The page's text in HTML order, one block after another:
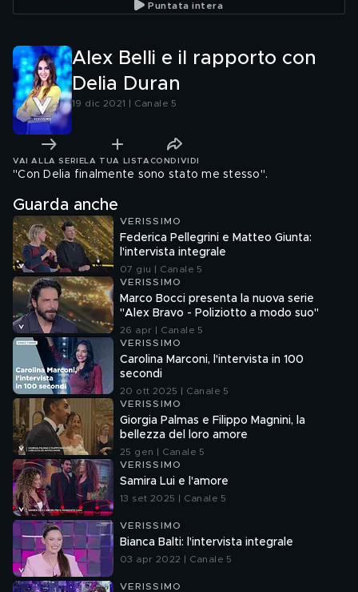
Puntata intera
Alex Belli e il rapporto con
Delia Duran
19 dic 2021 | Canale 5
VAI ALLA SERIE LA TUA LISTA CONDIVIDI
"Con Delia finalmente sono stato me stesso".
Guarda anche
VERISSIMO
Federica Pellegrini e Matteo Giunta:
l'intervista integrale
07 giu | Canale 5
VERISSIMO
Marco Bocci presenta la nuova serie
"Alex Bravo - Poliziotto a modo suo"
26 apr | Canale 5
VERISSIMO
Carolina Marconi, l'intervista in 100
secondi
20 ott 2025 | Canale 5
VERISSIMO
Giorgia Palmas e Filippo Magnini, la
bellezza del loro amore
25 gen | Canale 5
VERISSIMO
Samira Lui e l'amore
13 set 2025 | Canale 5
VERISSIMO
Bianca Balti: l'intervista integrale
03 apr 2022 | Canale 5
VERISSIMO